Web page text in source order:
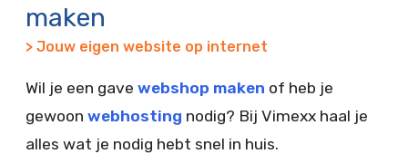
maken
> Jouw eigen website op internet
Wil je een gave webshop maken of heb je
gewoon webhosting nodig? Bij Vimexx haal je
alles wat je nodig hebt snel in huis.